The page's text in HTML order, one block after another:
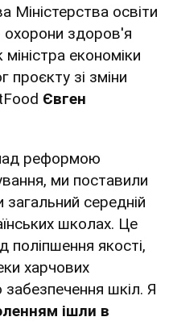
Міністерства освіти
охорони здоров'я
міністра економіки
проєкту зі зміни
Євген
реформою
ми поставили
середній
школах. Це
поліпшення якості,
харчових
шкіл. Я
ішли в